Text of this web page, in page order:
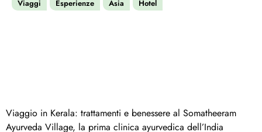
Viaggi Esperienze Asia Hotel
Viaggio in Kerala: trattamenti e benessere al Somatheeram
Ayurveda Village, la prima clinica ayurvedica dell’India